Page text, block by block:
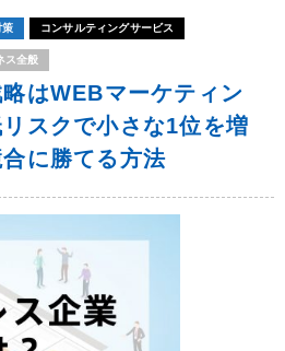
策 コンサルティングサービス
ス全般
はWEBマーケティン
スクで小さな1位を増
に勝てる方法